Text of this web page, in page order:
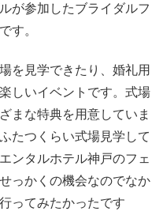
が参加したブライダルフ
す。
を見学できたり、婚礼用
しいイベントです。式場
まな特典を用意していま
たつくらい式場見学して
ンタルホテル神戸のフェ
っかくの機会なのでなか
ってみたかったです